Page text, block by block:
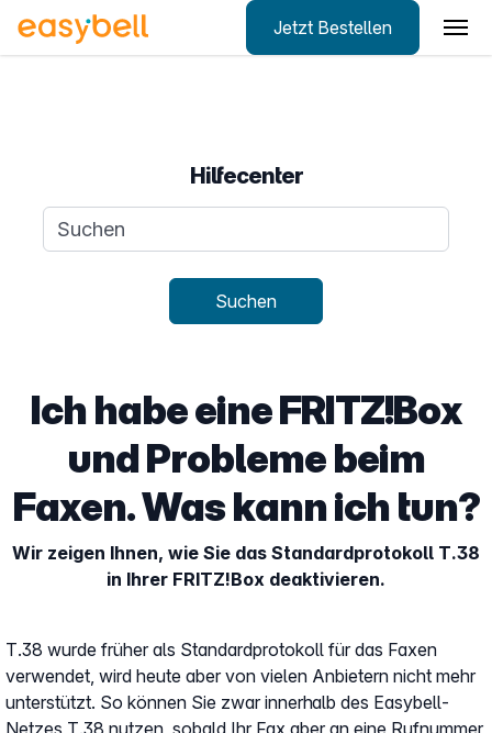
Jetzt Bestellen
Hilfecenter
Suchanfrage
Suchen
Ich habe eine FRITZ!Box
und Probleme beim
Faxen. Was kann ich tun?
Wir zeigen Ihnen, wie Sie das Standardprotokoll T.38
in Ihrer FRITZ!Box deaktivieren.
T.38 wurde früher als Standardprotokoll für das Faxen
verwendet, wird heute aber von vielen Anbietern nicht mehr
unterstützt. So können Sie zwar innerhalb des Easybell-
Netzes T.38 nutzen, sobald Ihr Fax aber an eine Rufnummer